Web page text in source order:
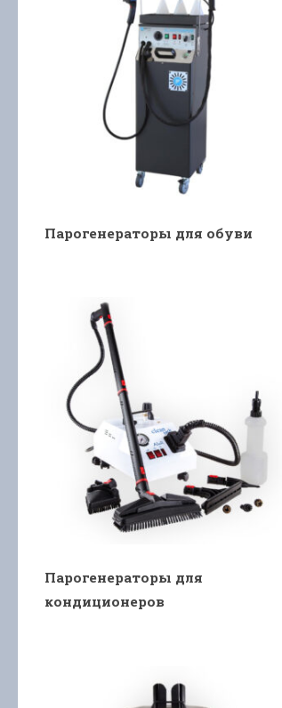
Парогенераторы для обуви
Парогенераторы для
кондиционеров